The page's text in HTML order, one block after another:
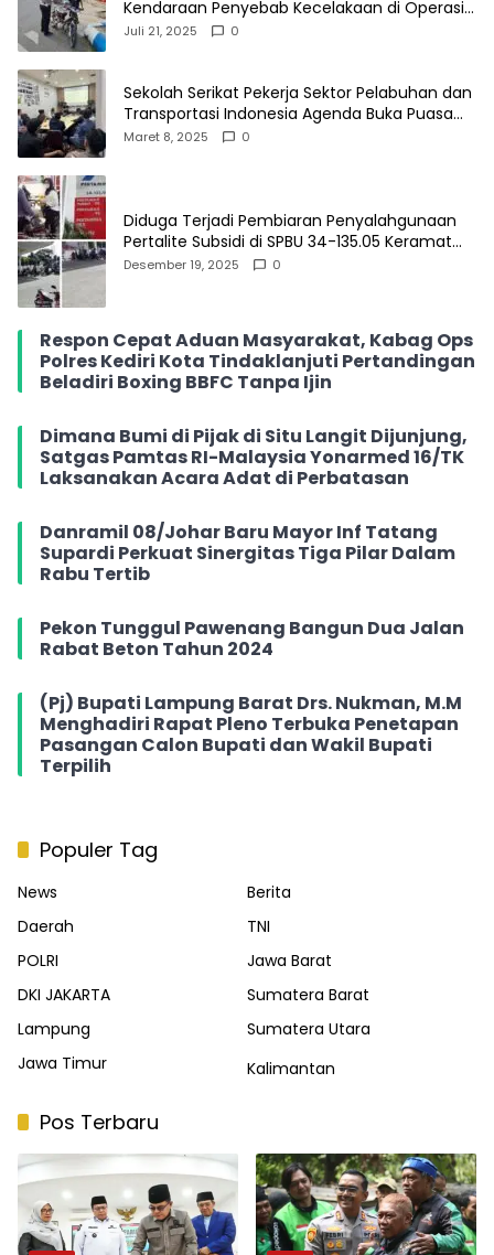
Kendaraan Penyebab Kecelakaan di Operasi
Patuh Semeru 2025
Juli 21, 2025 0
Sekolah Serikat Pekerja Sektor Pelabuhan dan
Transportasi Indonesia Agenda Buka Puasa
Bersama
Maret 8, 2025 0
Diduga Terjadi Pembiaran Penyalahgunaan
Pertalite Subsidi di SPBU 34-135.05 Keramat
Jati, Penimbun Bebas Bertransaksi
Desember 19, 2025 0
Respon Cepat Aduan Masyarakat, Kabag Ops
Polres Kediri Kota Tindaklanjuti Pertandingan
Beladiri Boxing BBFC Tanpa Ijin
Dimana Bumi di Pijak di Situ Langit Dijunjung,
Satgas Pamtas RI-Malaysia Yonarmed 16/TK
Laksanakan Acara Adat di Perbatasan
Danramil 08/Johar Baru Mayor Inf Tatang
Supardi Perkuat Sinergitas Tiga Pilar Dalam
Rabu Tertib
Pekon Tunggul Pawenang Bangun Dua Jalan
Rabat Beton Tahun 2024
(Pj) Bupati Lampung Barat Drs. Nukman, M.M
Menghadiri Rapat Pleno Terbuka Penetapan
Pasangan Calon Bupati dan Wakil Bupati
Terpilih
Populer Tag
News
Berita
Daerah
TNI
POLRI
Jawa Barat
DKI JAKARTA
Sumatera Barat
Lampung
Sumatera Utara
Jawa Timur
Kalimantan
Pos Terbaru